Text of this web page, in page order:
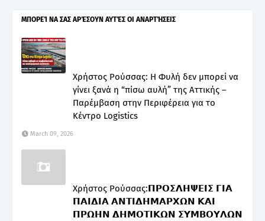
ΜΠΟΡΕΊ ΝΑ ΣΑΣ ΑΡΈΣΟΥΝ ΑΥΤΈΣ ΟΙ ΑΝΑΡΤΉΣΕΙΣ
Χρήστος Ρούσσας: Η Φυλή δεν μπορεί να
γίνει ξανά η “πίσω αυλή” της Αττικής –
Παρέμβαση στην Περιφέρεια για το
Κέντρο Logistics
March 09, 2026
Χρήστος Ρούσσας:𝝥𝝦𝝤𝝨𝝠𝝜𝝭𝝚𝝞𝝨 𝝘𝝞𝝖
𝝥𝝖𝝞𝝙𝝞𝝖 𝝖𝝢𝝩𝝞𝝙𝝜𝝡𝝖𝝦𝝬𝝮𝝢 𝝟𝝖𝝞
𝝥𝝦𝝮𝝜𝝢 𝝙𝝜𝝡𝝤𝝩𝝞𝝟𝝮𝝢 𝝨𝝪𝝡𝝗𝝤𝝪𝝠𝝮𝝢